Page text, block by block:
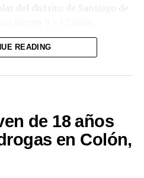
del distrito de Santiago de
READING
de 18 años
en Colón,